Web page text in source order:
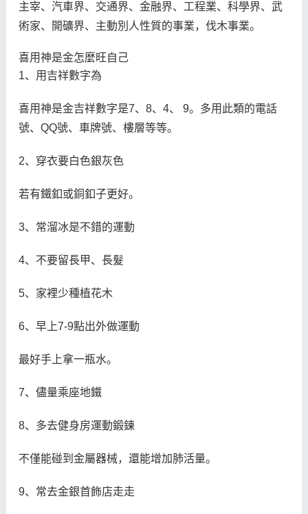
主宰、汽車界、交通界、金融界、工程業、科學界、武
術家、開礦界、主動別人性質的事業，伐木事業。
喜用神是金怎麼旺自己
1、用吉祥數字為
喜用神是金吉祥數字是7、8、4、 9。多用此類的電話
號、QQ號、車牌號、樓層等等。
2、穿衣要白色銀灰色
若有鐵釦或銅釦子更好。
3、常溜冰是不錯的運動
4、不要留長甲、長髮
5、家裡少種植花木
6、早上7-9點出外做運動
最好手上拿一瓶水。
7、儘量乘座地鐵
8、多去健身房運動鍛鍊
不僅能碰到金屬器械，還能增加肺活量。
9、常去金銀首飾店走走